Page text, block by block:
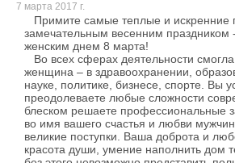
7 марта 2017 г.
Примите самые теплые и искренние
замечательным весенним
женским днем 8 марта!
Во всех сферах деятельности
женщина – в здравоохранении,
науке, политике, бизнесе, спорте. Вы
преодолеваете любые сложности
блеском решаете профессиональные
во имя вашего счастья и любви
великие поступки. Ваша доброта и
красота души, умение наполнить дом